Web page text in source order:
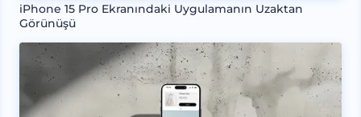
iPhone 15 Pro Ekranındaki Uygulamanın Uzaktan
Görünüşü